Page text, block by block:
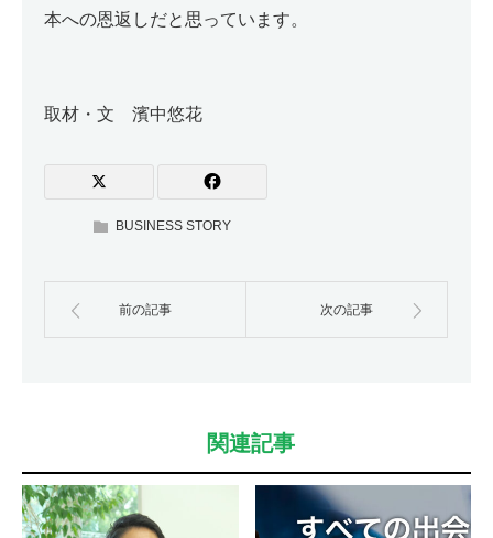
本への恩返しだと思っています。
取材・文 濱中悠花
BUSINESS STORY
前の記事 次の記事
関連記事